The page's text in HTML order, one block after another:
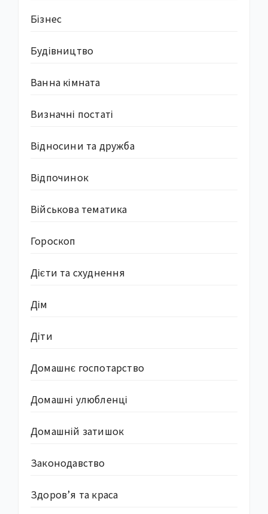
Бізнес
Будівництво
Ванна кімната
Визначні постаті
Відносини та дружба
Відпочинок
Військова тематика
Гороскоп
Дієти та схуднення
Дім
Діти
Домашнє госпотарство
Домашні улюбленці
Домашній затишок
Законодавство
Здоров’я та краса